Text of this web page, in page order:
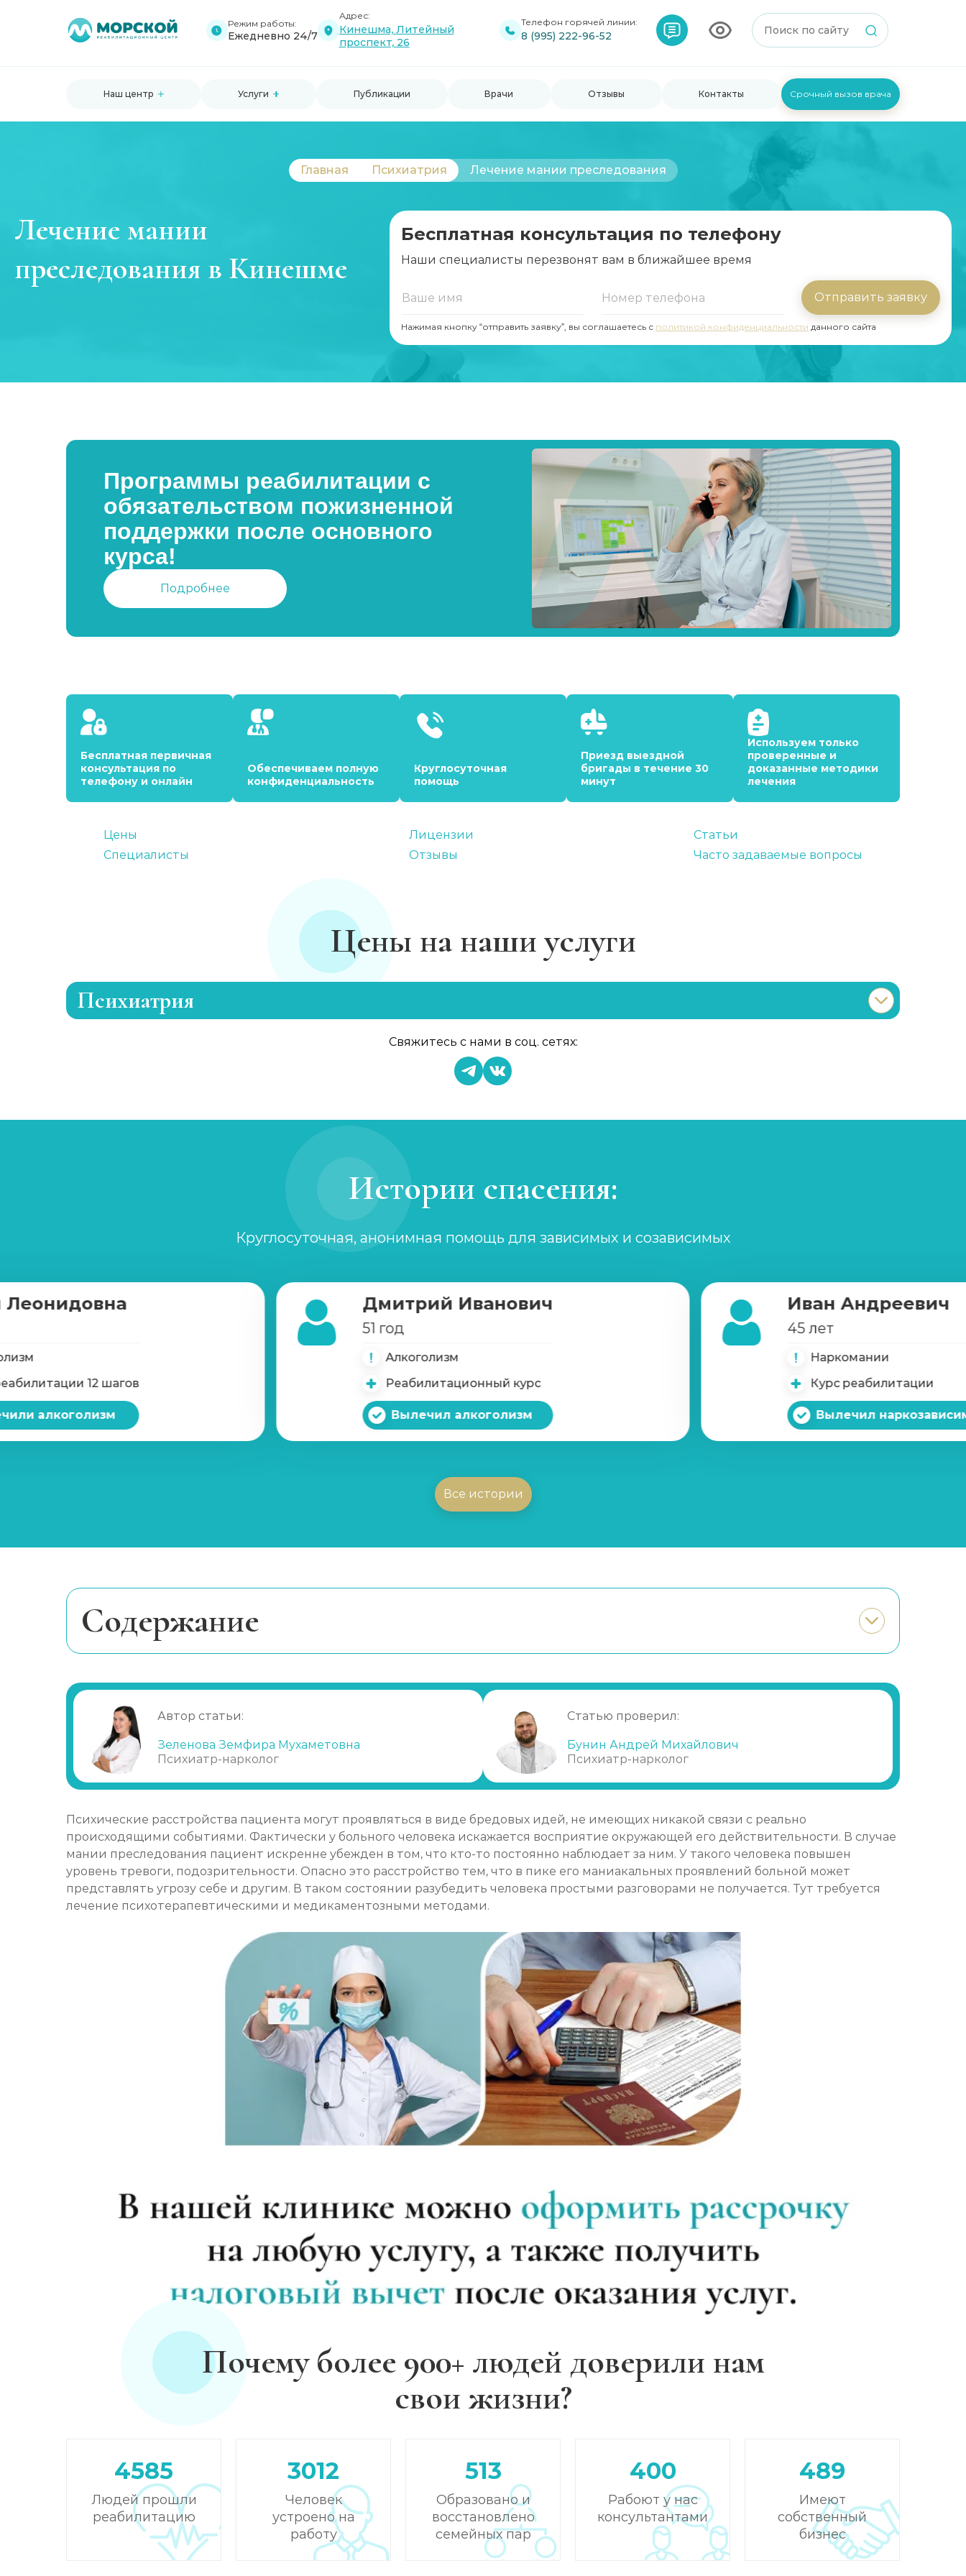
Режим работы:
Ежедневно 24/7
Адрес:
Кинешма, Литейный
проспект, 26
Телефон горячей линии:
8 (995) 222-96-52
Наш центр Услуги Публикации Врачи Отзывы Контакты Срочный вызов врача
Главная Психиатрия Лечение мании преследования
Лечение мании
преследования в Кинешме
Бесплатная консультация по телефону
Наши специалисты перезвонят вам в ближайшее время
Отправить заявку
Нажимая кнопку “отправить заявку”, вы соглашаетесь с политикой конфиденциальности данного сайта
Программы реабилитации с
обязательством пожизненной
поддержки после основного
курса!
Подробнее
Бесплатная первичная
консультация по
телефону и онлайн
Обеспечиваем полную
конфиденциальность
Круглосуточная
помощь
Приезд выездной
бригады в течение 30
минут
Используем только
проверенные и
доказанные методики
лечения
Цены
Специалисты
Лицензии
Отзывы
Статьи
Часто задаваемые вопросы
Цены на наши услуги
Психиатрия
Свяжитесь с нами в соц. сетях:
Истории спасения:
Круглосуточная, анонимная помощь для зависимых и созависимых
12 шагов
алкоголизм
Дмитрий Иванович
51 год
Алкоголизм
Реабилитационный курс
Вылечил алкоголизм
Иван Андреевич
45 лет
Наркомании
Курс реабилитации
Вылечил
Все истории
Cодержание
Диагностика и лечение мании преследования в Кинешме
Автор статьи:
Зеленова Земфира Мухаметовна
Психиатр-нарколог
Статью проверил:
Бунин Андрей Михайлович
Психиатр-нарколог
Психические расстройства пациента могут проявляться в виде бредовых идей, не имеющих никакой связи с реально
происходящими событиями. Фактически у больного человека искажается восприятие окружающей его действительности. В случае
мании преследования пациент искренне убежден в том, что кто-то постоянно наблюдает за ним. У такого человека повышен
уровень тревоги, подозрительности. Опасно это расстройство тем, что в пике его маниакальных проявлений больной может
представлять угрозу себе и другим. В таком состоянии разубедить человека простыми разговорами не получается. Тут требуется
лечение психотерапевтическими и медикаментозными методами.
Почему более 900+ людей доверили нам
свои жизни?
4585
Людей прошли
реабилитацию
3012
Человек
устроено на
работу
513
Образовано и
восстановлено
семейных пар
400
Рабоют у нас
консультантами
489
Имеют
собственный
бизнес